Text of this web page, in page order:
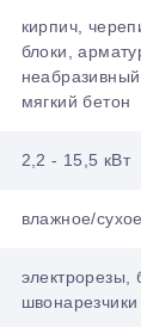
кирпич,
блоки,
мягкий бетон
2,2 - 15,5 кВт
влажное/сухое
электрорезы,
швонарезчики